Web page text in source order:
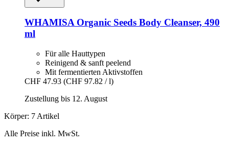
WHAMISAOrganic Seeds Body Cleanser, 490
ml
Für alle Hauttypen
Reinigend & sanft peelend
Mit fermentierten Aktivstoffen
CHF 47.93 (CHF 97.82 / l)
Zustellung bis 12. August
Körper: 7 Artikel
Alle Preise inkl. MwSt.